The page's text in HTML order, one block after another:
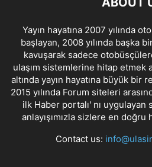
Yayın hayatına 2007 yılında
başlayan, 2008 yılında başka
kavuşarak sadece
ulaşım sistemlerine hitap etmek
altında yayın hayatına büyük bir
2015 yılında Forum siteleri
ilk Haber portalı' nı
anlayışımızla sizlere en doğru
Contact us: